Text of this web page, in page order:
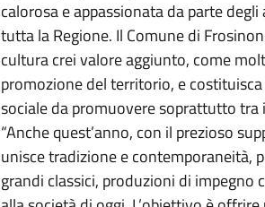
calorosa e appassionata da parte
tutta la Regione. Il Comune di
cultura crei valore aggiunto, come
promozione del territorio, e
sociale da promuovere soprattutto tra
“Anche quest’anno, con il prezioso
unisce tradizione e contemporaneità,
grandi classici, produzioni di impegno